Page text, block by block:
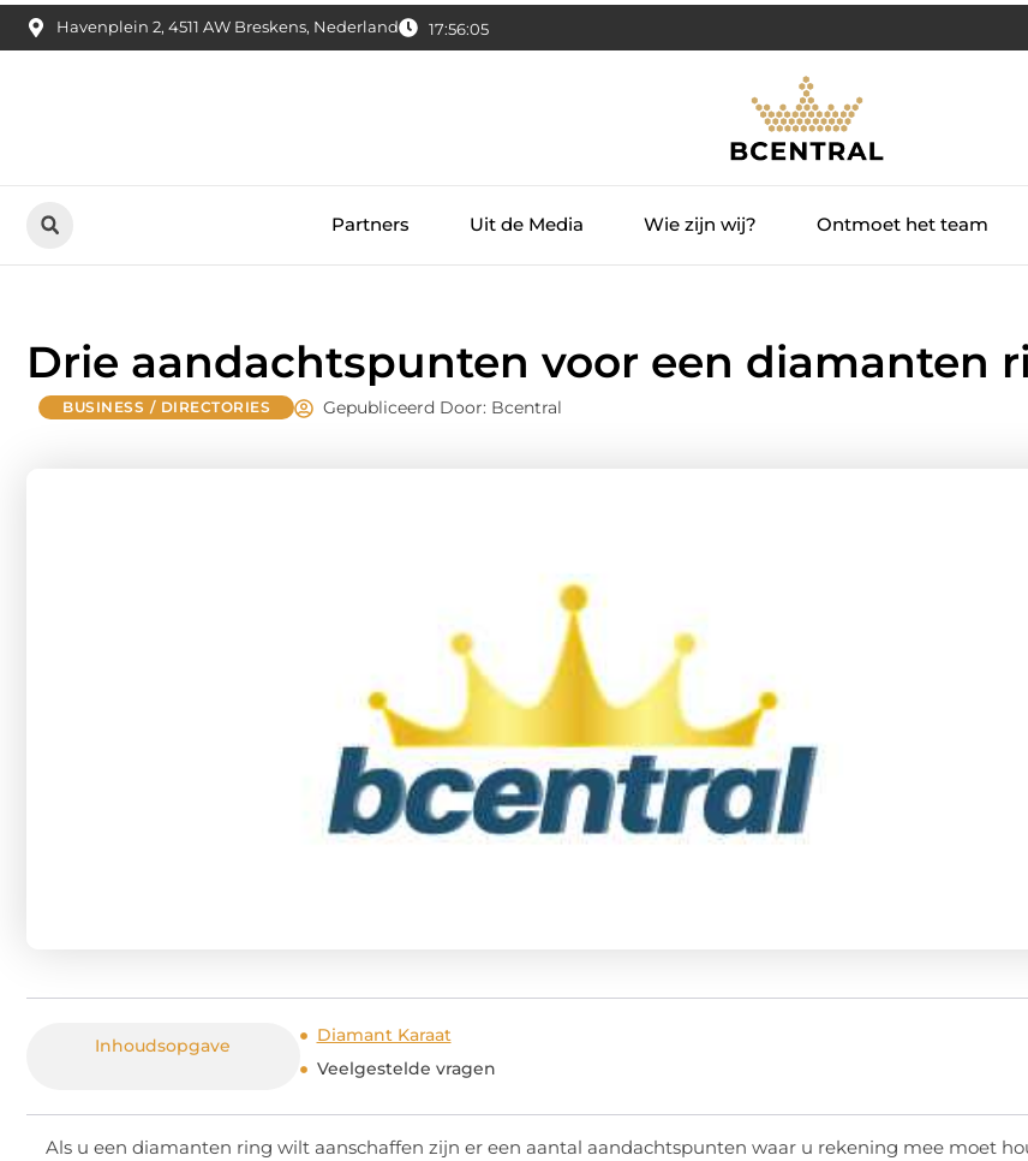
Havenplein 2, 4511 AW Breskens, Nederland 17:56:06
Partners Uit de Media Wie zijn wij? Ontmoet het team
Drie aandachtspunten voor een diamanten
BUSINESS / DIRECTORIES Gepubliceerd Door: Bcentral
Inhoudsopgave
Diamant Karaat
Veelgestelde vragen
Als u een diamanten ring wilt aanschaffen zijn er een aantal aandachtspunten waar u rekening mee moet